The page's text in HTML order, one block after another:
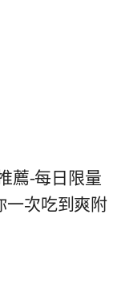
薦-每日限量
一次吃到爽附